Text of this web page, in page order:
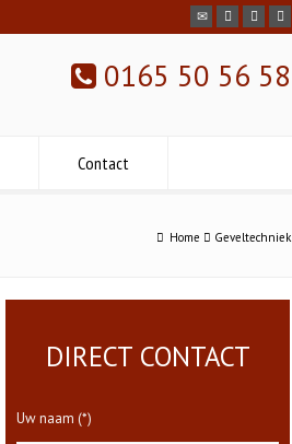
0165 50 56 58
Contact
Home Geveltechniek
DIRECT CONTACT
Uw naam (*)